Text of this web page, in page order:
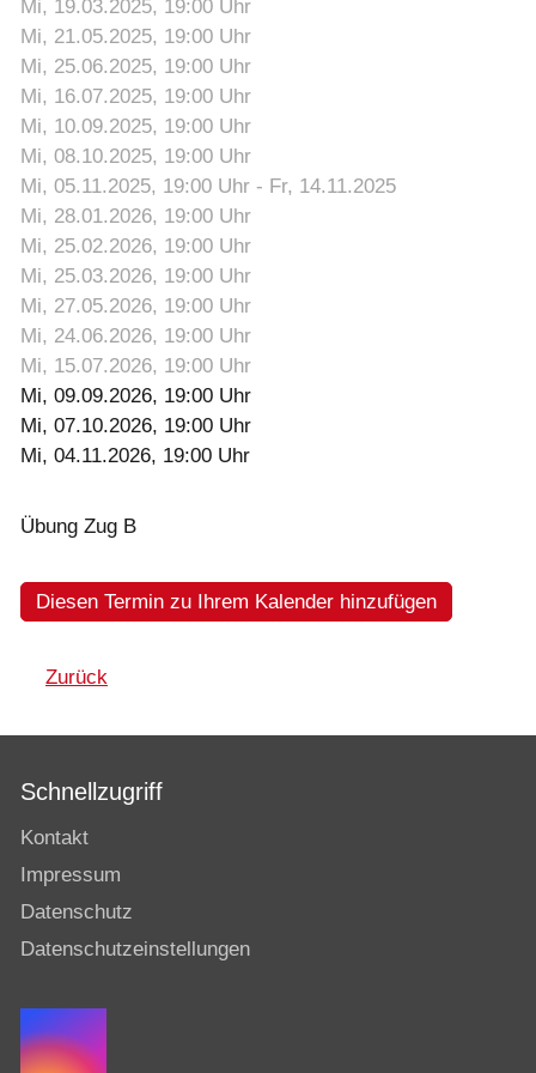
Mi, 19.03.2025, 19:00 Uhr
Mi, 21.05.2025, 19:00 Uhr
Mi, 25.06.2025, 19:00 Uhr
Mi, 16.07.2025, 19:00 Uhr
Mi, 10.09.2025, 19:00 Uhr
Mi, 08.10.2025, 19:00 Uhr
Mi, 05.11.2025, 19:00 Uhr - Fr, 14.11.2025
Mi, 28.01.2026, 19:00 Uhr
Mi, 25.02.2026, 19:00 Uhr
Mi, 25.03.2026, 19:00 Uhr
Mi, 27.05.2026, 19:00 Uhr
Mi, 24.06.2026, 19:00 Uhr
Mi, 15.07.2026, 19:00 Uhr
Mi, 09.09.2026, 19:00 Uhr
Mi, 07.10.2026, 19:00 Uhr
Mi, 04.11.2026, 19:00 Uhr
Übung Zug B
Diesen Termin zu Ihrem Kalender hinzufügen
Zurück
Schnellzugriff
Kontakt
Impressum
Datenschutz
Datenschutzeinstellungen